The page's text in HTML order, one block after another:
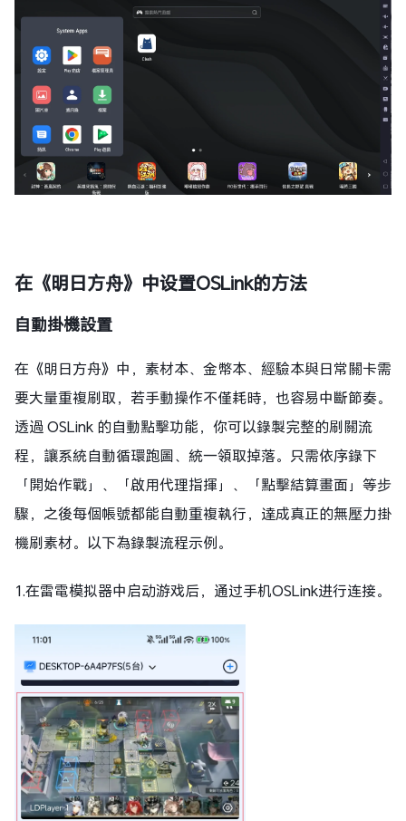
在《明日方舟》中设置OSLink的方法
自動掛機設置
在《明日方舟》中，素材本、金幣本、經驗本與日常關卡需
要大量重複刷取，若手動操作不僅耗時，也容易中斷節奏。
透過 OSLink 的自動點擊功能，你可以錄製完整的刷關流
程，讓系統自動循環跑圖、統一領取掉落。只需依序錄下
「開始作戰」、「啟用代理指揮」、「點擊結算畫面」等步
驟，之後每個帳號都能自動重複執行，達成真正的無壓力掛
機刷素材。以下為錄製流程示例。
1.在雷電模拟器中启动游戏后，通过手机OSLink进行连接。